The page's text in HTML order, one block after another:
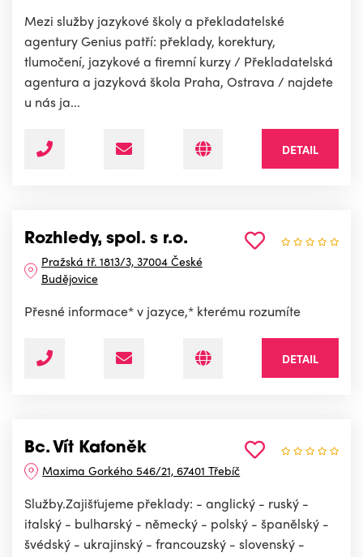
Mezi služby jazykové školy a překladatelské
agentury Genius patří: překlady, korektury,
tlumočení, jazykové a firemní kurzy / Překladatelská
agentura a jazyková škola Praha, Ostrava / najdete
u nás ja...
DETAIL
Rozhledy, spol. s r.o.
Pražská tř. 1813/3, 37004 České
Budějovice
Přesné informace* v jazyce,* kterému rozumíte
DETAIL
Bc. Vít Kafoněk
Maxima Gorkého 546/21, 67401 Třebíč
Služby.Zajišťujeme překlady: - anglický - ruský -
italský - bulharský - německý - polský - španělský -
švédský - ukrajinský - francouzský - slovenský -